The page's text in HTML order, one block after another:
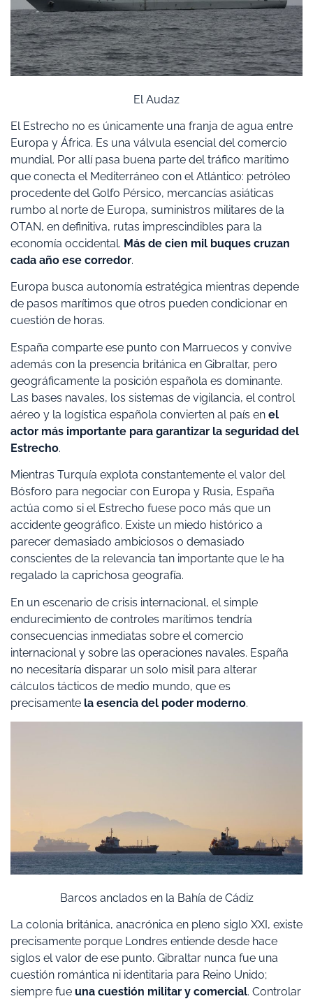
El Audaz
El Estrecho no es únicamente una franja de agua entre
Europa y África. Es una válvula esencial del comercio
mundial. Por allí pasa buena parte del tráfico marítimo
que conecta el Mediterráneo con el Atlántico: petróleo
procedente del Golfo Pérsico, mercancías asiáticas
rumbo al norte de Europa, suministros militares de la
OTAN, en definitiva, rutas imprescindibles para la
economía occidental. Más de cien mil buques cruzan
cada año ese corredor.
Europa busca autonomía estratégica mientras depende
de pasos marítimos que otros pueden condicionar en
cuestión de horas.
España comparte ese punto con Marruecos y convive
además con la presencia británica en Gibraltar, pero
geográficamente la posición española es dominante.
Las bases navales, los sistemas de vigilancia, el control
aéreo y la logística española convierten al país en el
actor más importante para garantizar la seguridad del
Estrecho.
Mientras Turquía explota constantemente el valor del
Bósforo para negociar con Europa y Rusia, España
actúa como si el Estrecho fuese poco más que un
accidente geográfico. Existe un miedo histórico a
parecer demasiado ambiciosos o demasiado
conscientes de la relevancia tan importante que le ha
regalado la caprichosa geografía.
En un escenario de crisis internacional, el simple
endurecimiento de controles marítimos tendría
consecuencias inmediatas sobre el comercio
internacional y sobre las operaciones navales. España
no necesitaría disparar un solo misil para alterar
cálculos tácticos de medio mundo, que es
precisamente la esencia del poder moderno.
Barcos anclados en la Bahía de Cádiz
La colonia británica, anacrónica en pleno siglo XXI, existe
precisamente porque Londres entiende desde hace
siglos el valor de ese punto. Gibraltar nunca fue una
cuestión romántica ni identitaria para Reino Unido;
siempre fue una cuestión militar y comercial. Controlar